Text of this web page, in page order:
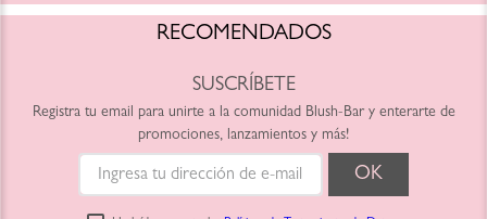
RECOMENDADOS
SUSCRÍBETE
Registra tu email para unirte a la comunidad Blush-Bar y enterarte de
promociones, lanzamientos y más!